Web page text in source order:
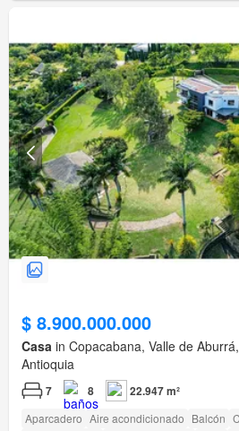
$ 8.900.000.000
Casa in Copacabana, Valle de
Antioquia
7 8 22.947 m²
Aparcadero Aire acondicionado Balcón